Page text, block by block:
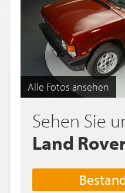
Alle Fotos ansehen
Sehen Sie
Land